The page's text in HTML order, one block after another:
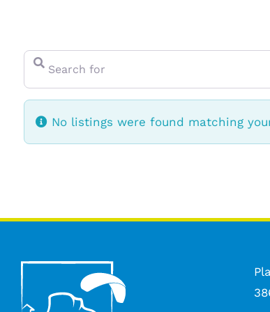
Search for
No listings were found matching